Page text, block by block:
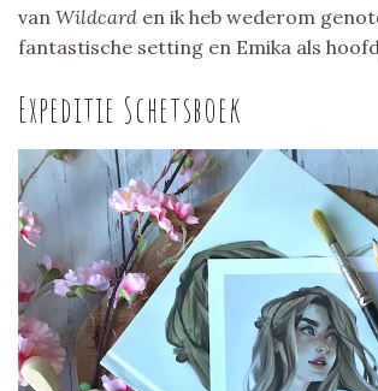
van Wildcard en ik heb wederom
fantastische setting en Emika als
Expeditie Schetsboek